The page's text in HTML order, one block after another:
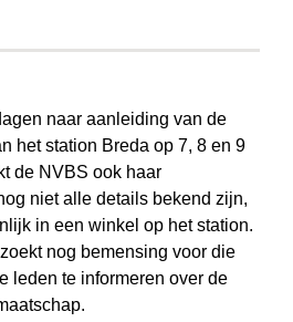
naar aanleiding van de
het station Breda op 7, 8 en 9
de NVBS ook haar
niet alle details bekend zijn,
in een winkel op het station.
nog bemensing voor die
leden te informeren over de